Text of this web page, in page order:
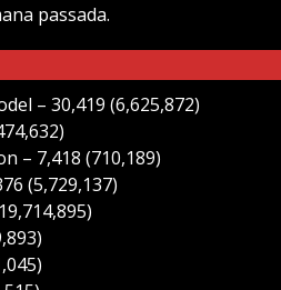
passada.
– 30,419 (6,625,872)
– 7,418 (710,189)
(5,729,137)